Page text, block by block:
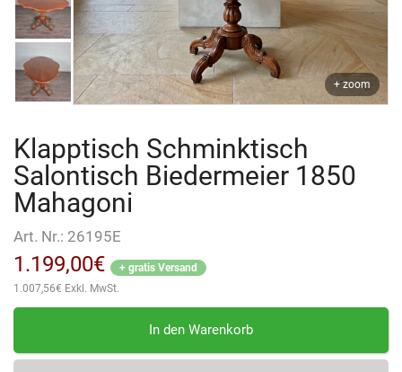
+ zoom
Klapptisch Schminktisch
Salontisch Biedermeier 1850
Mahagoni
Art. Nr.: 26195E
1.199,00€
+ gratis Versand
1.007,56€ Exkl. MwSt.
Klapptisch
Salontisch
In den Warenkorb